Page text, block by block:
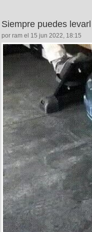
Siempre puedes
por ram el 15 jun 2022, 18:15